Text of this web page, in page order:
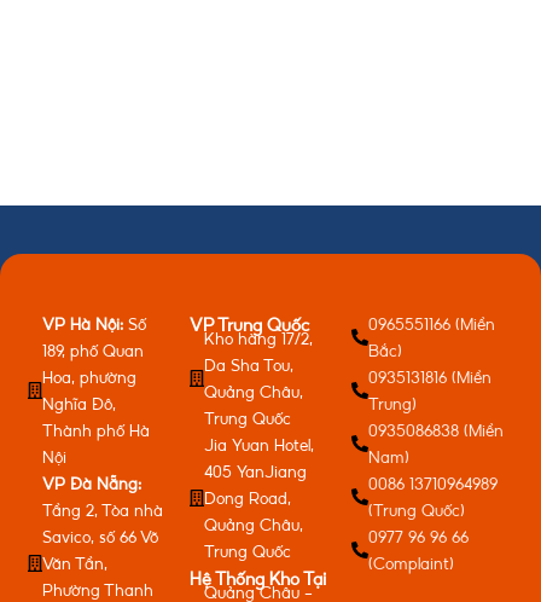
VP Hà Nội: Số
189, phố Quan
Hoa, phường
Nghĩa Đô,
Thành phố Hà
Nội
VP Đà Nẵng:
Tầng 2, Tòa nhà
Savico, số 66 Võ
Văn Tần,
Phường Thanh
VP Trung Quốc
Kho hàng 17/2,
Da Sha Tou,
Quảng Châu,
Trung Quốc
Jia Yuan Hotel,
405 YanJiang
Dong Road,
Quảng Châu,
Trung Quốc
Hệ Thống Kho Tại
Quảng Châu -
0965551166 (Miền
Bắc)
0935131816 (Miền
Trung)
0935086838 (Miền
Nam)
0086 13710964989
(Trung Quốc)
0977 96 96 66
(Complaint)